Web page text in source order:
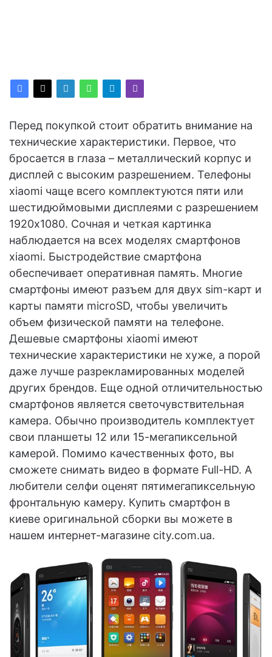
Перед покупкой стоит обратить внимание на
технические характеристики. Первое, что
бросается в глаза – металлический корпус и
дисплей с высоким разрешением. Телефоны
xiaomi чаще всего комплектуются пяти или
шестидюймовыми дисплеями с разрешением
1920х1080. Сочная и четкая картинка
наблюдается на всех моделях смартфонов
xiaomi. Быстродействие смартфона
обеспечивает оперативная память. Многие
смартфоны имеют разъем для двух sim-карт и
карты памяти microSD, чтобы увеличить
объем физической памяти на телефоне.
Дешевые смартфоны xiaomi имеют
технические характеристики не хуже, а порой
даже лучше разрекламированных моделей
других брендов. Еще одной отличительностью
смартфонов является светочувствительная
камера. Обычно производитель комплектует
свои планшеты 12 или 15-мегапиксельной
камерой. Помимо качественных фото, вы
сможете снимать видео в формате Full-HD. А
любители селфи оценят пятимегапиксельную
фронтальную камеру. Купить смартфон в
киеве оригинальной сборки вы можете в
нашем интернет-магазине city.com.ua.